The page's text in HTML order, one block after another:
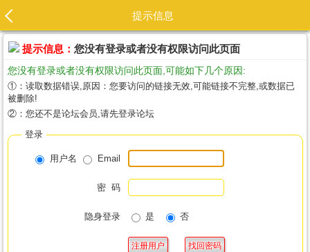
提示信息
提示信息： 您没有登录或者没有权限访问此页面
您没有登录或者没有权限访问此页面,可能如下几个原因:
①：读取数据错误,原因：您要访问的链接无效,可能链接不完整,或数据已
被删除!
②：您还不是论坛会员,请先登录论坛
登录
用户名 Email
密 码
隐身登录 是 否